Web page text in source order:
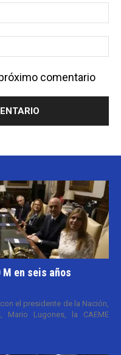
comentario
M en seis años
el presidente de la Nación,
Lugones, la CAEME